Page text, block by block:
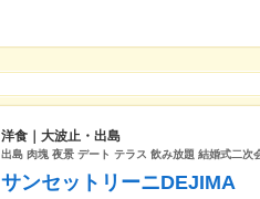
洋食｜大波止・出島
出島 肉塊 夜景 デート テラス 飲み放題 結婚式二次
サンセットリーニDEJIMA